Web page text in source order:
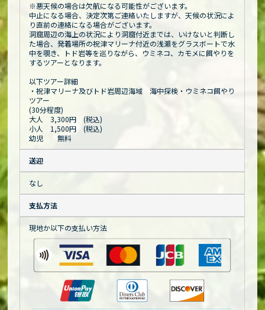
※悪天候の場合は欠航になる可能性がございます。
中止になる場合、決定次第ご連絡いたしますが、天候の状況によ
り直前の連絡になる場合がございます。
洞窟周辺の海上の状況により洞窟付近までは、いけないと判断し
た場合、発着場所の祝津マリーナ付近の浅瀬をグラスボートで水
中を覗き、トド岩等を巡りながら、ウミネコ、カモメに餌やりを
するツアーとなります。
以下ツアー詳細
・祝津マリーナ及びトド岩周辺海域 海中探検・ウミネコ餌やり
ツアー
(30分程度)
大人 3,300円 (税込)
小人 1,500円 (税込)
幼児 無料
送迎
なし
支払方法
現地か以下の支払い方法